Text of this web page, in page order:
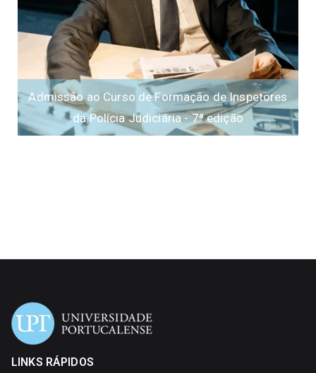
Admissão ao Curso de Formação de Inspetores
da Polícia Judiciária - 7ª edição
LINKS RÁPIDOS